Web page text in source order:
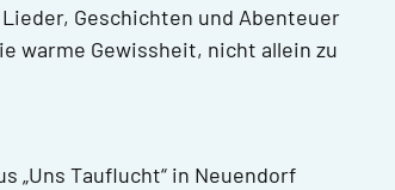
Geschichten und Abenteuer
warme Gewissheit, nicht allein zu
„Uns Tauflucht“ in Neuendorf